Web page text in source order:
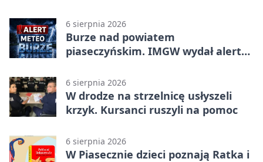
6 sierpnia 2026
Burze nad powiatem
piaseczyńskim. IMGW wydał alert
6 sierpnia 2026
W drodze na strzelnicę usłyszeli
krzyk. Kursanci ruszyli na pomoc
6 sierpnia 2026
W Piasecznie dzieci poznają Ratka i